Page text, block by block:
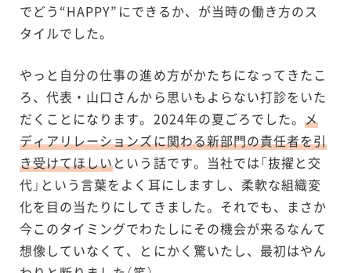
でどう“HAPPY”にできるか、が当時の働き方のス
タイルでした。
やっと自分の仕事の進め方がかたちになってきたこ
ろ、代表・山口さんから思いもよらない打診をいた
だくことになります。2024年の夏ごろでした。メ
ディアリレーションズに関わる新部門の責任者を引
き受けてほしいという話です。当社では「抜擢と交
代」という言葉をよく耳にしますし、柔軟な組織変
化を目の当たりにしてきました。それでも、まさか
今このタイミングでわたしにその機会が来るなんて
想像していなくて、とにかく驚いたし、最初はやん